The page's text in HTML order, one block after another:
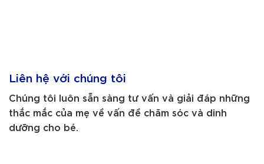
Liên hệ với chúng tôi
Chúng tôi luôn sẵn sàng tư vấn và giải đáp những
thắc mắc của mẹ về vấn đề chăm sóc và dinh
dưỡng cho bé.